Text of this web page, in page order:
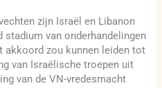
zijn Israël en Libanon
stadium van onderhandelingen
akkoord zou kunnen leiden tot
van Israëlische troepen uit
van de VN-vredesmacht